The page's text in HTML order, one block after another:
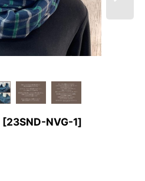
[23SND-NVG-1]